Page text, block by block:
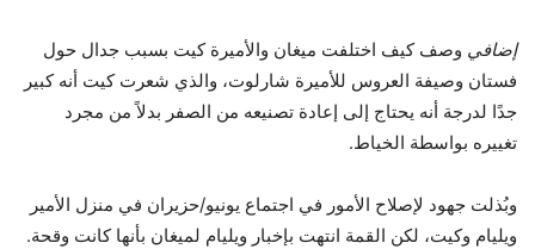
إضافي وصف كيف اختلفت ميغان والأميرة كيت بسبب جدال حول
فستان وصيفة العروس للأميرة شارلوت، والذي شعرت كيت أنه كبير
جدًا لدرجة أنه يحتاج إلى إعادة تصنيعه من الصفر بدلاً من مجرد
تغييره بواسطة الخياط.
وبُذلت جهود لإصلاح الأمور في اجتماع يونيو/حزيران في منزل الأمير
ويليام وكيت، لكن القمة انتهت بإخبار ويليام لميغان بأنها كانت وقحة.